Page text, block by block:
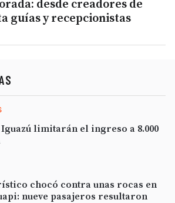
desde creadores de
guías y recepcionistas
limitarán el ingreso a 8.000
chocó contra unas rocas en
nueve pasajeros resultaron